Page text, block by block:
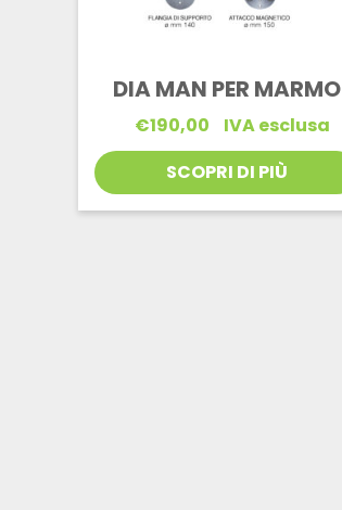
DIA MAN PER MARMO
€190,00
IVA esclusa
SCOPRI DI PIÙ